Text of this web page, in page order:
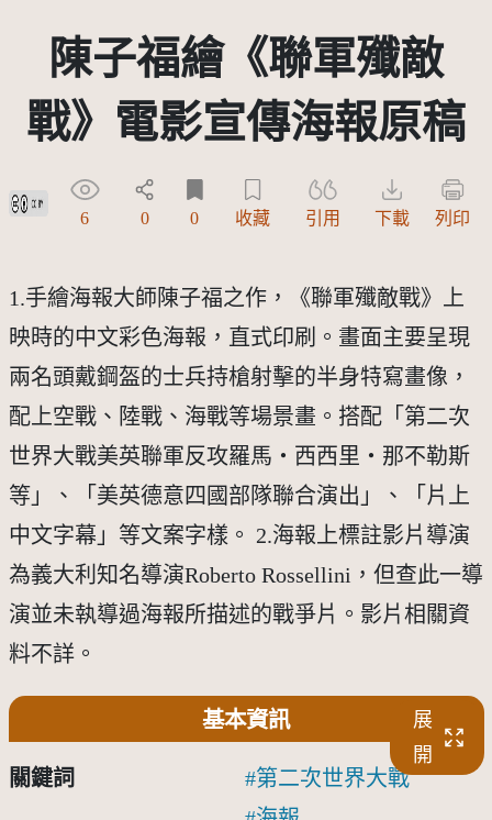
陳子福繪《聯軍殲敵
戰》電影宣傳海報原稿
創用CC姓名標示 3.0 台灣及其後版本(CC BY 3.0 TW +)
6 0 0 收藏 引用 下載 列印
1.手繪海報大師陳子福之作，《聯軍殲敵戰》上
映時的中文彩色海報，直式印刷。畫面主要呈現
兩名頭戴鋼盔的士兵持槍射擊的半身特寫畫像，
配上空戰、陸戰、海戰等場景畫。搭配「第二次
世界大戰美英聯軍反攻羅馬・西西里・那不勒斯
等」、「美英德意四國部隊聯合演出」、「片上
中文字幕」等文案字樣。 2.海報上標註影片導演
為義大利知名導演Roberto Rossellini，但查此一導
演並未執導過海報所描述的戰爭片。影片相關資
料不詳。
基本資訊
展
開
關鍵詞
第二次世界大戰